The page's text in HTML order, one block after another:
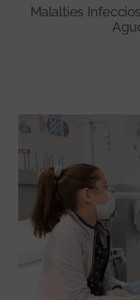
Malalties